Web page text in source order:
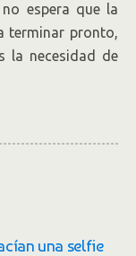
espera que la
terminar pronto,
la necesidad de
una selfie